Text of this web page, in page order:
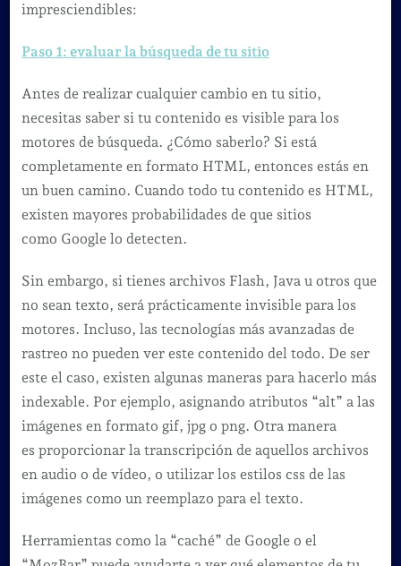
impresciendibles:
Paso 1: evaluar la búsqueda de tu sitio
Antes de realizar cualquier cambio en tu sitio,
necesitas saber si tu contenido es visible para los
motores de búsqueda. ¿Cómo saberlo? Si está
completamente en formato HTML, entonces estás en
un buen camino. Cuando todo tu contenido es HTML,
existen mayores probabilidades de que sitios
como Google lo detecten.
Sin embargo, si tienes archivos Flash, Java u otros que
no sean texto, será prácticamente invisible para los
motores. Incluso, las tecnologías más avanzadas de
rastreo no pueden ver este contenido del todo. De ser
este el caso, existen algunas maneras para hacerlo más
indexable. Por ejemplo, asignando atributos “alt” a las
imágenes en formato gif, jpg o png. Otra manera
es proporcionar la transcripción de aquellos archivos
en audio o de vídeo, o utilizar los estilos css de las
imágenes como un reemplazo para el texto.
Herramientas como la “caché” de Google o el